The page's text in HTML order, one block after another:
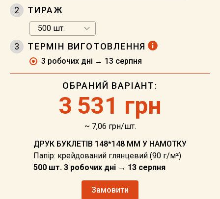
2 ТИРАЖ
3 ТЕРМІН ВИГОТОВЛЕННЯ
3 робочих дні → 13 серпня
ОБРАНИЙ ВАРІАНТ:
3 531 грн
~ 7,06 грн/шт.
ДРУК БУКЛЕТІВ 148*148 ММ У НАМОТКУ
Папір: крейдований глянцевий (90 г/м²)
500 шт. 3 робочих дні → 13 серпня
Замовити